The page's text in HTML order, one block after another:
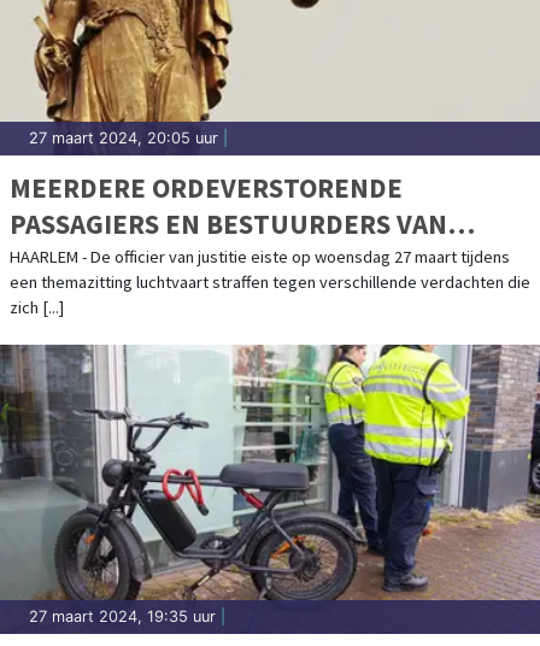
27 maart 2024, 20:05 uur
MEERDERE ORDEVERSTORENDE
PASSAGIERS EN BESTUURDERS VAN
DRONES VEROORDEELD
HAARLEM - De officier van justitie eiste op woensdag 27 maart tijdens
een themazitting luchtvaart straffen tegen verschillende verdachten die
zich [...]
27 maart 2024, 19:35 uur